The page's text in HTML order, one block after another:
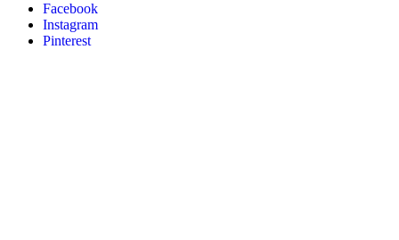
Facebook
Instagram
Pinterest